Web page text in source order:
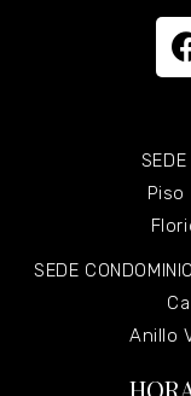
Piso
SEDE
Anillo